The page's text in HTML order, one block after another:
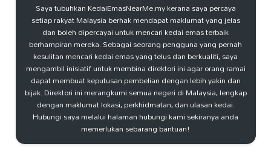
Saya tubuhkan KedaiEmasNearMe.my kerana saya percaya
setiap rakyat Malaysia berhak mendapat maklumat yang jelas
dan boleh dipercayai untuk mencari kedai emas terbaik
berhampiran mereka. Sebagai seorang pengguna yang pernah
kesulitan mencari kedai emas yang telus dan berkualiti, saya
mengambil inisiatif untuk membina direktori ini agar orang ramai
dapat membuat keputusan pembelian dengan lebih yakin dan
bijak. Direktori ini merangkumi semua negeri di Malaysia, lengkap
dengan maklumat lokasi, perkhidmatan, dan ulasan kedai.
Hubungi saya melalui halaman hubungi kami sekiranya anda
memerlukan sebarang bantuan!